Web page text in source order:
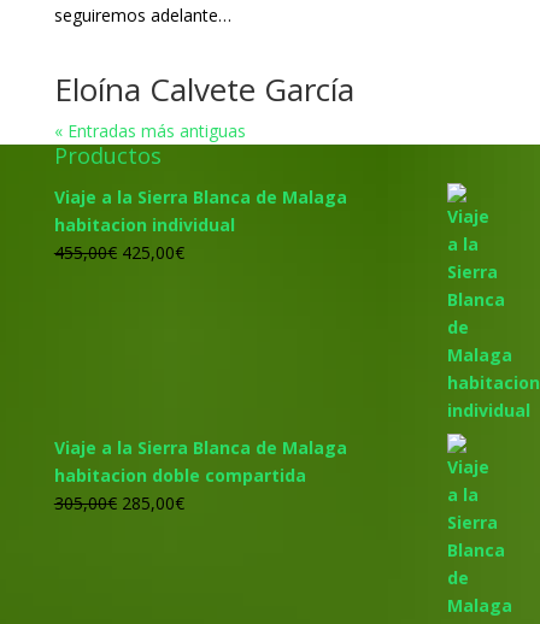
seguiremos adelante…
Eloína Calvete García
« Entradas más antiguas
Productos
Viaje a la Sierra Blanca de Malaga
habitacion individual
455,00€ El
425,00€El
Viaje a la Sierra Blanca de Malaga
habitacion doble compartida
305,00€ El
285,00€El